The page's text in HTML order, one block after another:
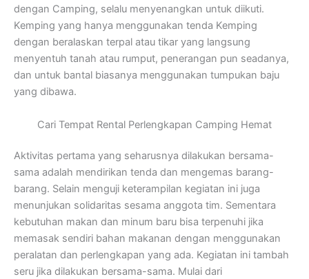
dengan Camping, selalu menyenangkan untuk diikuti.
Kemping yang hanya menggunakan tenda Kemping
dengan beralaskan terpal atau tikar yang langsung
menyentuh tanah atau rumput, penerangan pun seadanya,
dan untuk bantal biasanya menggunakan tumpukan baju
yang dibawa.
Cari Tempat Rental Perlengkapan Camping Hemat
Aktivitas pertama yang seharusnya dilakukan bersama-
sama adalah mendirikan tenda dan mengemas barang-
barang. Selain menguji keterampilan kegiatan ini juga
menunjukan solidaritas sesama anggota tim. Sementara
kebutuhan makan dan minum baru bisa terpenuhi jika
memasak sendiri bahan makanan dengan menggunakan
peralatan dan perlengkapan yang ada. Kegiatan ini tambah
seru jika dilakukan bersama-sama. Mulai dari